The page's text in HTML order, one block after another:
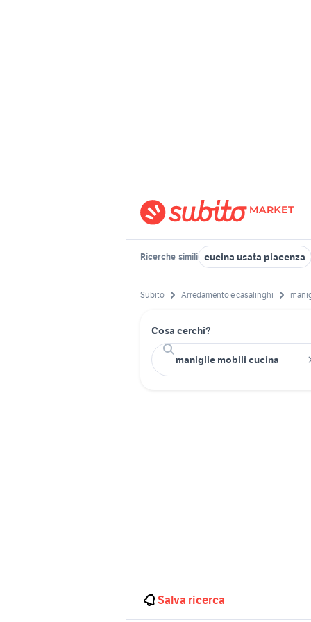
Ricerche simili cucina usata piacenza
Subito Arredamento e casalinghi
Cosa cerchi?
Salva ricerca